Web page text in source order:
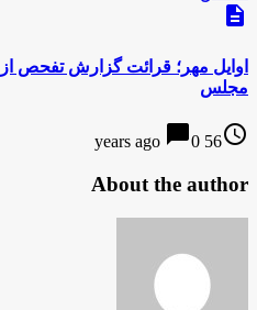
description
اوایل مهر؛ قرائت گزارش تفحص
مجلس
access_time
56 years ago
chat_bubble0
About the author